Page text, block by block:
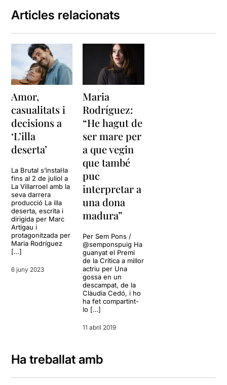
Articles relacionats
Amor,
casualitats i
decisions a
‘L’illa
deserta’
La Brutal s’instal·la
fins al 2 de juliol a
La Villarroel amb la
seva darrera
producció La illa
deserta, escrita i
dirigida per Marc
Artigau i
protagonitzada per
Maria Rodríguez
[…]
6 juny 2023
Maria
Rodríguez:
“He hagut de
ser mare per
a que vegin
que també
puc
interpretar a
una dona
madura”
Per Sem Pons /
@semponspuig Ha
guanyat el Premi
de la Crítica a millor
actriu per Una
gossa en un
descampat, de la
Clàudia Cedó, i ho
ha fet compartint-
lo […]
11 abril 2019
Ha treballat amb